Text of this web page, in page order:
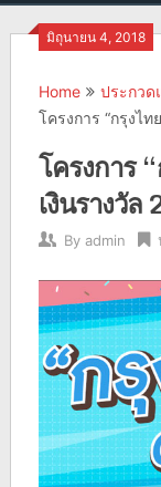
มิถุนายน 4, 2018
Home
ประกว
โครงการ “กรุงไ
โครงการ
เงินรางวั
By admin